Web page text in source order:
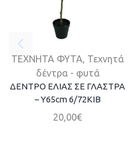
ΤΕΧΝΗΤΑ ΦΥΤΑ, Τεχνητά
δέντρα - φυτά
ΔΕΝΤΡΟ ΕΛΙΑΣ ΣΕ ΓΛΑΣΤΡΑ
– Y65cm 6/72ΚΙΒ
20,00€